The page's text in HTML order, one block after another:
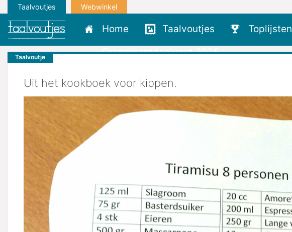
Taalvoutjes Webwinkel
Home Taalvoutjes Toplijsten
Grappigste taalvout 2025
Taalvoutje
Uit het kookboek voor kippen.